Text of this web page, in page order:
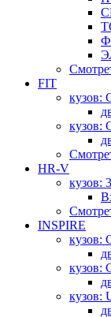
FIT
кузов:
кузов:
HR-V
кузов:
INSPIRE
кузов:
кузов:
кузов: